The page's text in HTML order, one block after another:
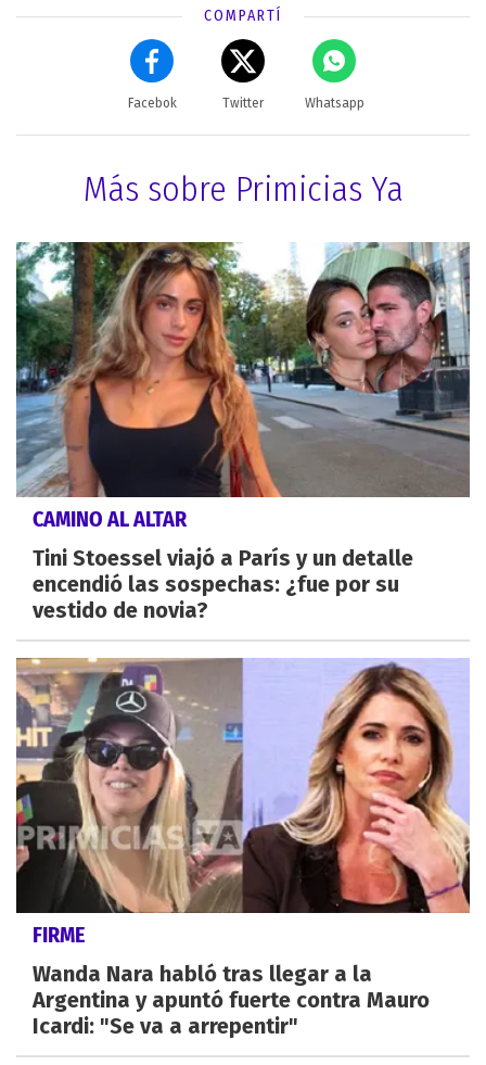
COMPARTÍ
Facebok Twitter Whatsapp
Más sobre Primicias Ya
CAMINO AL ALTAR
Tini Stoessel viajó a París y un detalle
encendió las sospechas: ¿fue por su
vestido de novia?
FIRME
Wanda Nara habló tras llegar a la
Argentina y apuntó fuerte contra Mauro
Icardi: "Se va a arrepentir"